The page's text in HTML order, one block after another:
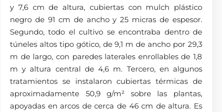
y 7,6 cm de altura, cubiertas con mulch plástico
negro de 91 cm de ancho y 25 micras de espesor.
Segundo, todo el cultivo se encontraba dentro de
túneles altos tipo gótico, de 9,1 m de ancho por 29,3
m de largo, con paredes laterales enrollables de 1,8
m y altura central de 4,6 m. Tercero, en algunos
tratamientos se instalaron cubiertas térmicas de
aproximadamente 50,9 g/m² sobre las plantas,
apoyadas en arcos de cerca de 46 cm de altura. Es